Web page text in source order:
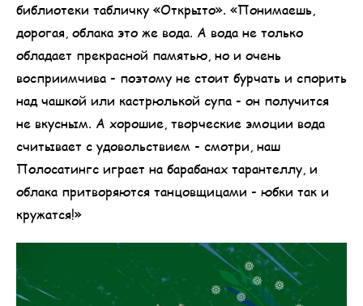
библиотеки табличку «Открыто». «Понимаешь,
дорогая, облака это же вода. А вода не только
обладает прекрасной памятью, но и очень
восприимчива - поэтому не стоит бурчать и спорить
над чашкой или кастрюлькой супа - он получится
не вкусным. А хорошие, творческие эмоции вода
считывает с удовольствием - смотри, наш
Полосатингс играет на барабанах тарантеллу, и
облака притворяются танцовщицами - юбки так и
кружатся!»